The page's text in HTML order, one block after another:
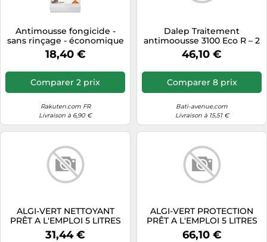
Antimousse fongicide -
sans rinçage - économique
- 1 L - UC DALEP
18,40 €
Comparer 2 prix
Rakuten.com FR
Livraison à 6,90 €
Dalep Traitement
antimoousse 3100 Eco R – 2
en 1 fongicide et
imperméabilisant
concentré 1 L
46,10 €
Comparer 8 prix
Bati-avenue.com
Livraison à 15,51 €
ALGI-VERT NETTOYANT
PRÊT A L'EMPLOI 5 LITRES
198001
31,44 €
ALGI-VERT PROTECTION
PRÊT A L'EMPLOI 5 LITRES
199001
66,10 €